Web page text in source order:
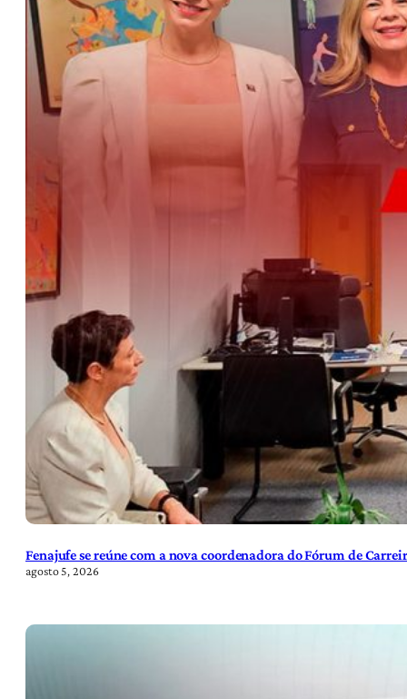
Fenajufe se reúne com a nova coordenadora do Fórum de
agosto 5, 2026